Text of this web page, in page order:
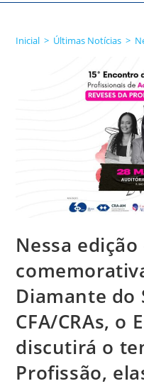
Inicial > Últimas Notícias >
Nessa
Diamante do
CFA/CRAs, o
discutirá o
Profissão,